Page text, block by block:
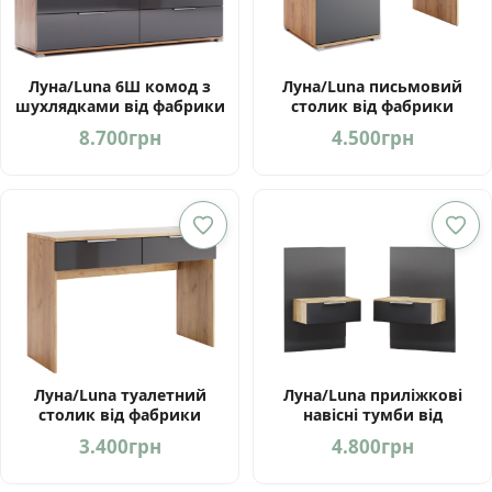
Луна/Luna 6Ш комод з
шухлядками від фабрики
8.700грн
Луна/Luna письмовий
столик від фабрики
4.500грн
Луна/Luna туалетний
столик від фабрики
3.400грн
Луна/Luna приліжкові
навісні тумби від
4.800грн